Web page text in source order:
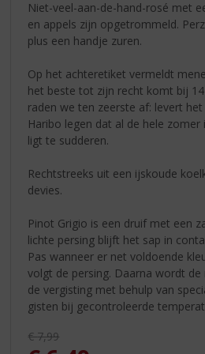
Niet-veel-aan-de-hand-rosé met
en appels zijn opgetrommeld.
plus een handje zuren.
Op het achteretiket vermeldt
het beste tot zijn recht komt bij
raden we ten zeerste af: levert
Haribo legen dat al de hele
ligt te sudderen.
Rechtstreeks uit een ijskoude
devies.
Pinot Grigio is een druif met een
lichte persing blijft het sap in
Pas wanneer er net voldoende
volgt de persing. Daarna wordt
de vergisting met behulp van
gisten bij gecontroleerde
Originele prijs was:
€7,99